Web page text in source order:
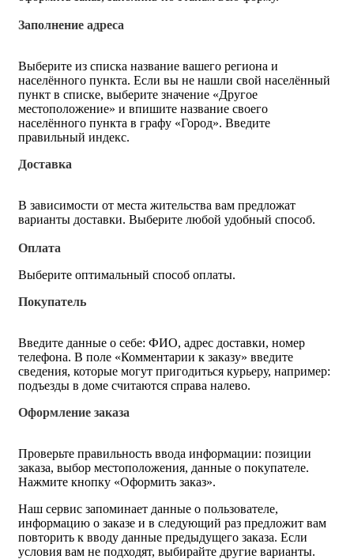
Заполнение адреса
Выберите из списка название вашего региона и
населённого пункта. Если вы не нашли свой населённый
пункт в списке, выберите значение «Другое
местоположение» и впишите название своего
населённого пункта в графу «Город». Введите
правильный индекс.
Доставка
В зависимости от места жительства вам предложат
варианты доставки. Выберите любой удобный способ.
Оплата
Выберите оптимальный способ оплаты.
Покупатель
Введите данные о себе: ФИО, адрес доставки, номер
телефона. В поле «Комментарии к заказу» введите
сведения, которые могут пригодиться курьеру, например:
подъезды в доме считаются справа налево.
Оформление заказа
Проверьте правильность ввода информации: позиции
заказа, выбор местоположения, данные о покупателе.
Нажмите кнопку «Оформить заказ».
Наш сервис запоминает данные о пользователе,
информацию о заказе и в следующий раз предложит вам
повторить к вводу данные предыдущего заказа. Если
условия вам не подходят, выбирайте другие варианты.